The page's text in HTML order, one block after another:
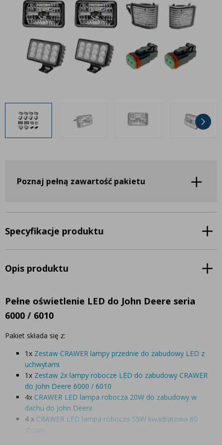
Często zadawane pytania
Kontakt
Bezpłatny projekt oświetlenia
+48 81 884 70 94
Inne akcesoria
Często zadawane pytania
Kontakt
Sprawdź wszystko
Poznaj pełną zawartość pakietu
Specyfikacje produktu
Opis produktu
Pełne oświetlenie LED do John Deere seria
6000 / 6010
Pakiet składa się z:
1x Zestaw CRAWER lampy przednie do zabudowy LED z
uchwytami
1x Zestaw 2x lampy robocze LED do zabudowy CRAWER
do John Deere 6000 / 6010
4x CRAWER LED lampa robocza 20W do zabudowy w
dachu do John Deere
4 x CRAWER LED lampa robocza 55W kwadratowa 60
stopni